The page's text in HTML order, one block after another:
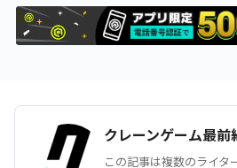
クレーンゲーム最
この記事は複数のライタ